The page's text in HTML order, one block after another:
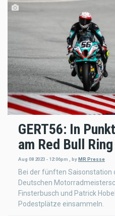
GERT56: In
am Red Bull Ring
Aug 08 2023 - 12:06pm , by MR Presse
Bei der fünften Saisonstation
Deutschen
Finsterbusch und Patrick
Podestplätze einsammeln.